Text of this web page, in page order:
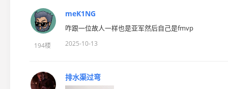
194楼
meK1NG
咋跟一位故人一样也是亚军然后自己是fmvp
2025-10-13
排水渠过弯